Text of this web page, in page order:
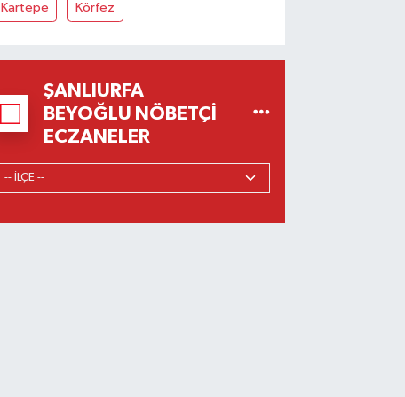
Kartepe Körfez
ŞANLIURFA
BEYOĞLU NÖBETÇI
ECZANELER